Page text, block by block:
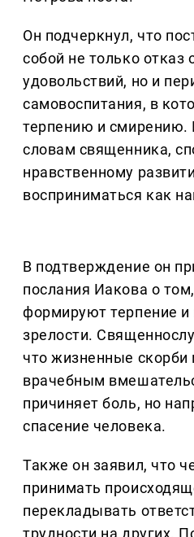
Он подчеркнул, что
собой не только отказ
удовольствий, но и
самовоспитания, в
терпению и смирению.
словам священника,
нравственному
восприниматься как
В подтверждение он
послания Иакова о
формируют терпение и
зрелости.
что жизненные скорби
врачебным
причиняет боль, но
спасение человека.
Также он заявил, что
принимать
перекладывать